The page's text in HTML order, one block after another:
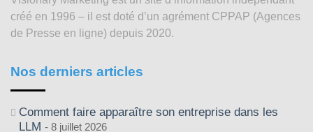
créé en 1996 – il est doté d’un agrément CPPAP (Agences
de Presse en ligne) depuis 2020.
Nos derniers articles
Comment faire apparaître son entreprise dans les
LLM
8 juillet 2026